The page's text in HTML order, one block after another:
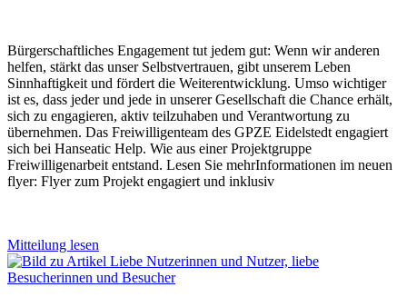
Bürgerschaftliches Engagement tut jedem gut: Wenn wir anderen
helfen, stärkt das unser Selbstvertrauen, gibt unserem Leben
Sinnhaftigkeit und fördert die Weiterentwicklung. Umso wichtiger
ist es, dass jeder und jede in unserer Gesellschaft die Chance erhält,
sich zu engagieren, aktiv teilzuhaben und Verantwortung zu
übernehmen. Das Freiwilligenteam des GPZE Eidelstedt engagiert
sich bei Hanseatic Help. Wie aus einer Projektgruppe
Freiwilligenarbeit entstand. Lesen Sie mehrInformationen im neuen
flyer: Flyer zum Projekt engagiert und inklusiv
Mitteilung lesen